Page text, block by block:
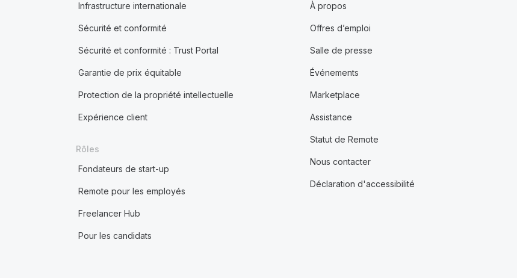
Infrastructure internationale
Sécurité et conformité
Sécurité et conformité : Trust Portal
Garantie de prix équitable
Protection de la propriété intellectuelle
Expérience client
Rôles
Fondateurs de start-up
Remote pour les employés
Freelancer Hub
Pour les candidats
À propos
Offres d’emploi
Salle de presse
Événements
Marketplace
Assistance
Statut de Remote
Nous contacter
Déclaration d'accessibilité